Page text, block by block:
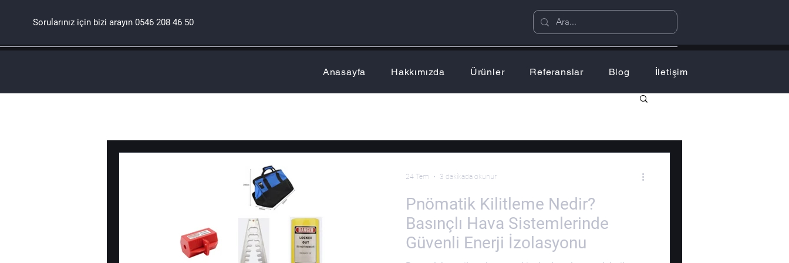
Sorularınız için bizi arayın 0546 208 46 50
Anasayfa Hakkımızda Ürünler Referanslar Blog İletişim
Pnömatik Kilitleme Nedir?
Basınçlı Hava Sistemlerinde
Güvenli Enerji İzolasyonu
24 Tem 3 dakikada okunur